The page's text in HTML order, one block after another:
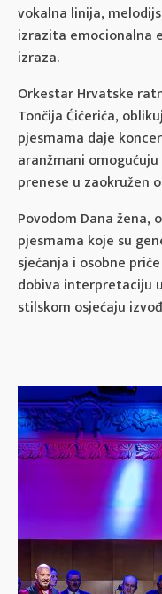
vokalna linija,
izrazita emocionalna
izraza.
Orkestar Hrvatske
Tončija Ćićerića,
pjesmama daje
aranžmani
prenese u zaokružen
Povodom Dana žena,
pjesmama koje su
sjećanja i osobne
dobiva interpretaciju
stilskom osjećaju